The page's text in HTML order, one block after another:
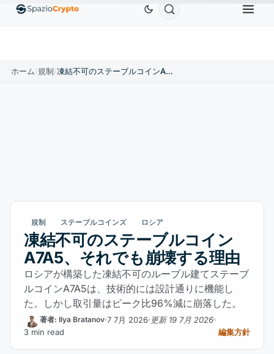
EthereumETH$1,880.58 Tether USDT$0.9991 BNBBNB
ホーム/規制/ 凍結不可のステーブルコインA7A5、それでも崩壊する理由
規制 ステーブルコインズ ロシア
凍結不可のステーブルコイン
A7A5、それでも崩壊する理由
ロシアが構築した凍結不可のルーブル建てステーブ
ルコインA7A5は、技術的には設計通りに機能し
た。しかし取引量はピーク比96%減に崩落した。
著者: Ilya Bratanov 7 7月 2026 更新 19 7月 2026
3 min read
編集方針